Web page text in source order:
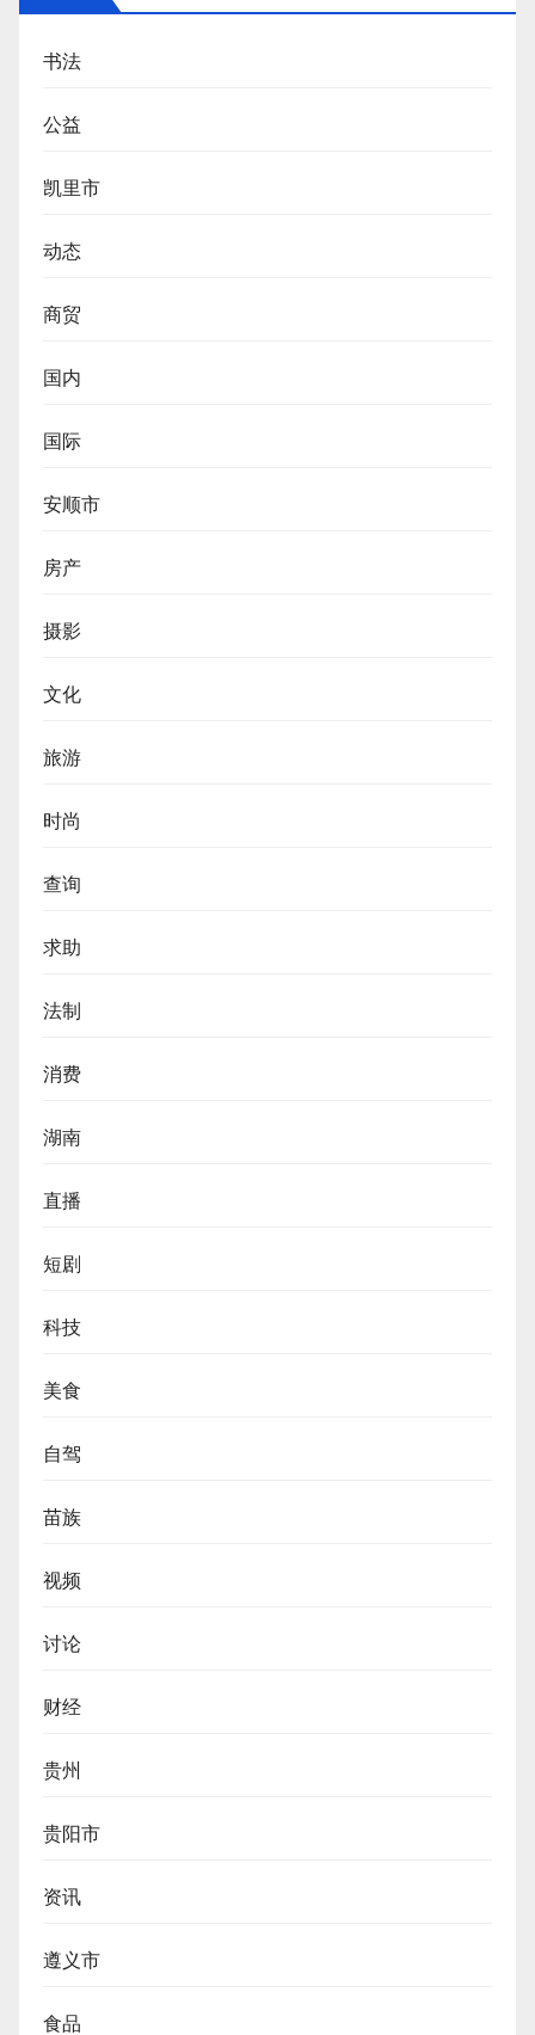
书法
公益
凯里市
动态
商贸
国内
国际
安顺市
房产
摄影
文化
旅游
时尚
查询
求助
法制
消费
湖南
直播
短剧
科技
美食
自驾
苗族
视频
讨论
财经
贵州
贵阳市
资讯
遵义市
食品